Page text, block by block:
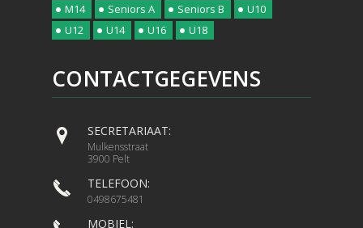
M14 Seniors A Seniors B
U10
U12
U14 U16 U18
CONTACTGEGEVENS
SECRETARIAAT:
Mulkensstraat
3900 Pelt
TELEFOON:
0498675481
MOBIEL: